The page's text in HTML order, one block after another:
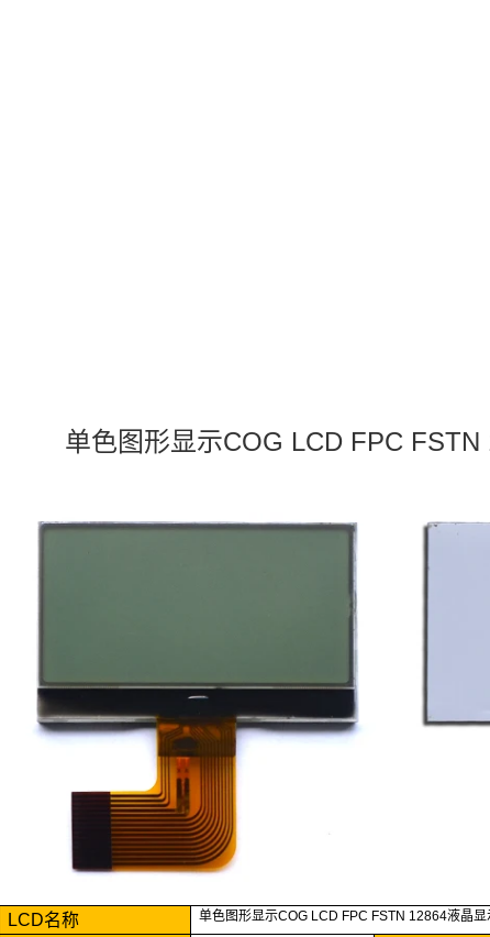
单色图形显示COG LCD FPC FSTN
LCD名称 单色图形显示COG LCD FPC FSTN 12864液晶显